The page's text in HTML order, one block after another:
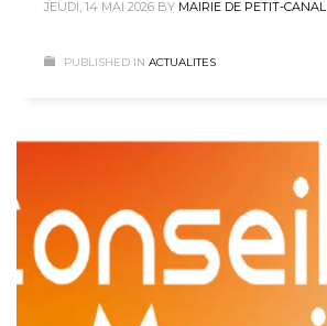
JEUDI, 14 MAI 2026 BY MAIRIE DE PETIT-CANAL
PUBLISHED IN ACTUALITES